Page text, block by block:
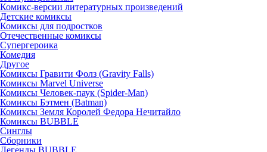
Комикс-версии литературных произведений
Детские комиксы
Комиксы для подростков
Отечественные комиксы
Супергероика
Комедия
Другое
Комиксы Гравити Фолз (Gravity Falls)
Комиксы Marvel Universe
Комиксы Человек-паук (Spider-Man)
Комиксы Бэтмен (Batman)
Комиксы Земля Королей Федора Нечитайло
Комиксы BUBBLE
Синглы
Сборники
Легенды BUBBLE